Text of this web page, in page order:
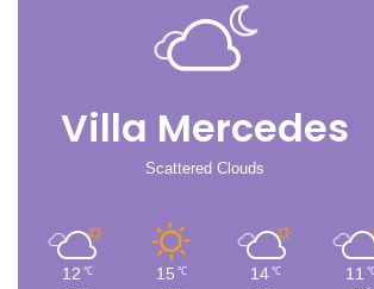
Villa Mercedes
Scattered Clouds
12 ℃ 15 ℃ 14 ℃ 11 ℃